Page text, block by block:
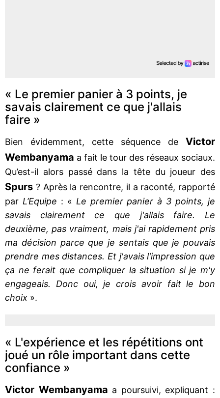
« Le premier panier à 3 points, je
savais clairement ce que j'allais
faire »
Bien évidemment, cette séquence de Victor
Wembanyama a fait le tour des réseaux sociaux.
Qu’est-il alors passé dans la tête du joueur des
Spurs ? Après la rencontre, il a raconté, rapporté
par L’Equipe : « Le premier panier à 3 points, je
savais clairement ce que j'allais faire. Le
deuxième, pas vraiment, mais j'ai rapidement pris
ma décision parce que je sentais que je pouvais
prendre mes distances. Et j'avais l'impression que
ça ne ferait que compliquer la situation si je m'y
engageais. Donc oui, je crois avoir fait le bon
choix ».
« L'expérience et les répétitions ont
joué un rôle important dans cette
confiance »
Victor Wembanyama a poursuivi, expliquant :